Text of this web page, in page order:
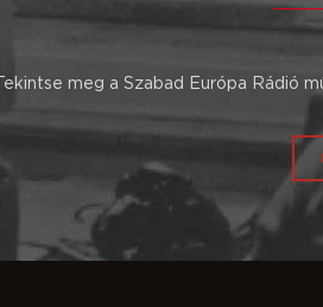
Tekintse meg a Szabad Európa Rádió